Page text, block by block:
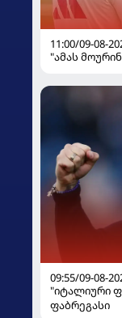
11:00/09-08-
"ამას
09:55/09-08-
"იტალიური
ფაბრეგასი